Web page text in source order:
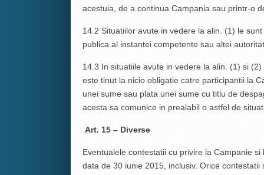
acestuia, de a continua Campania sau printr-o
14.2 Situatiilor avute in vedere la alin. (1) le
publica al instantei competente sau altei
14.3 In situatiile avute in vedere la alin. (1) si
este tinut la nicio obligatie catre participantii la
unei sume sau plata unei sume cu titlu de
acesta sa comunice in prealabil o astfel de
Art. 15 – Diverse
Eventualele contestatii cu privire la Campanie
data de 30 iunie 2015, inclusiv. Orice